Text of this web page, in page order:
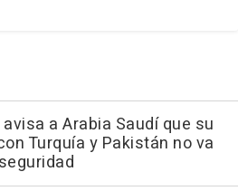
a Arabia Saudí que su
Turquía y Pakistán no va